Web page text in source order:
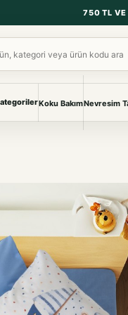
750 TL VE
BEBEK
Bebek
Koku BakımNevresim